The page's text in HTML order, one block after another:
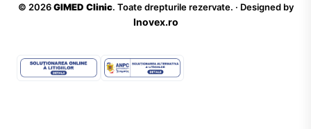
© 2026 GIMED Clinic. Toate drepturile rezervate. · Designed by
Inovex.ro